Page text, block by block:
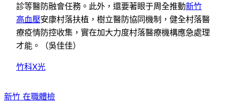
診等醫防融會任務。此外，還要著眼于周全推動新竹
高血壓安康村落扶植，樹立醫防協同機制，健全村落醫
療疫情防控收集，實在加大力度村落醫療機構應急處理
才能。（吳佳佳）
竹科X光
新竹 在職體檢